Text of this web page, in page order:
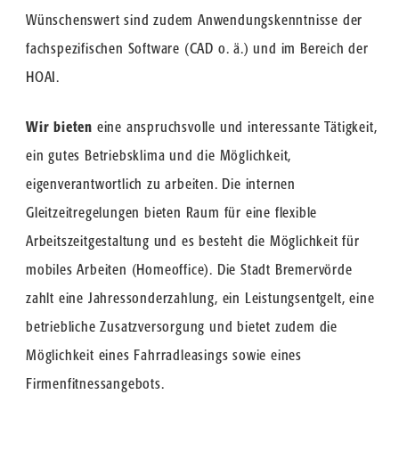
Wünschenswert sind zudem Anwendungskenntnisse der
fachspezifischen Software (CAD o. ä.) und im Bereich der
HOAI.
Wir bieten eine anspruchsvolle und interessante Tätigkeit,
ein gutes Betriebsklima und die Möglichkeit,
eigenverantwortlich zu arbeiten. Die internen
Gleitzeitregelungen bieten Raum für eine flexible
Arbeitszeitgestaltung und es besteht die Möglichkeit für
mobiles Arbeiten (Homeoffice). Die Stadt Bremervörde
zahlt eine Jahressonderzahlung, ein Leistungsentgelt, eine
betriebliche Zusatzversorgung und bietet zudem die
Möglichkeit eines Fahrradleasings sowie eines
Firmenfitnessangebots.